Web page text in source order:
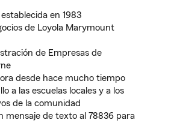
en 1983
de Loyola Marymount
de Empresas de
desde hace mucho tiempo
a las escuelas locales y a los
de la comunidad
mensaje de texto al 78836 para